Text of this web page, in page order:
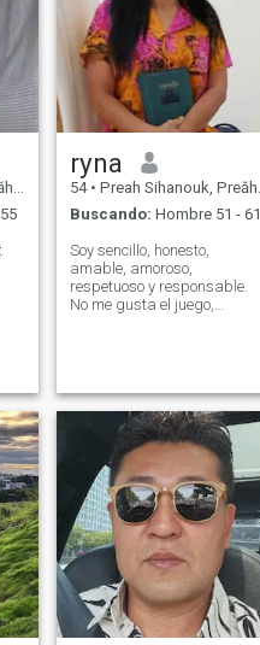
ryna
54 • Preah Sihanouk, Preăh Seihânŭ, Cambolla
Buscando: Hombre 51 - 61
Soy sencillo, honesto,
amable, amoroso,
respetuoso y responsable.
No me gusta el juego,
un hospital de consultoría
durante 19 años,
actualmente estoy retirado.